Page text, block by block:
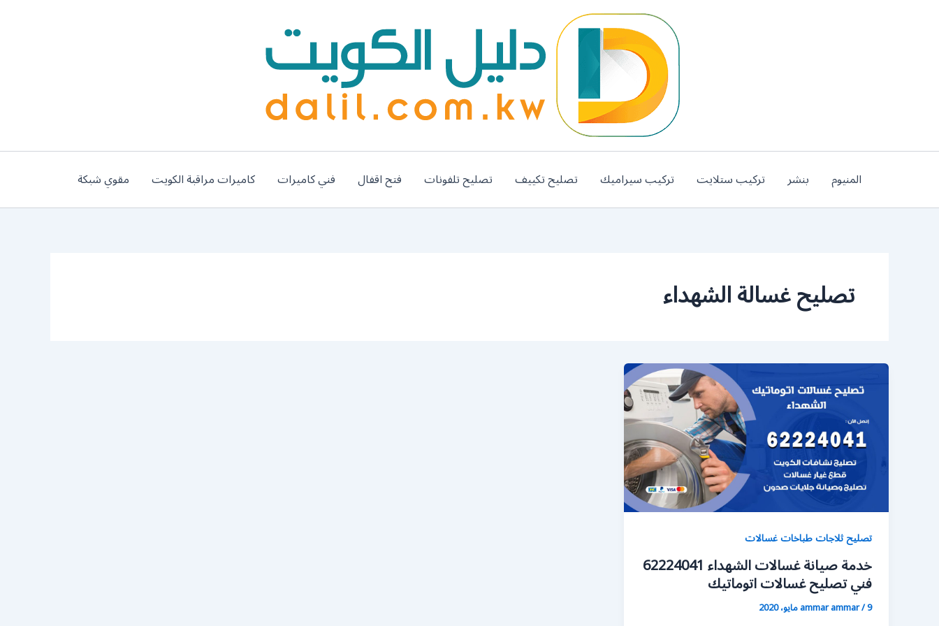
المنيوم بنشر تركيب ستلايت تركيب سيراميك تصليح تكييف تصليح تلفونات فتح اقفال فني كاميرات كاميرات مراقبة الكويت مقوي شبكة
تصليح غسالة الشهداء
تصليح ثلاجات طباخات غسالات
خدمة صيانة غسالات الشهداء 62224041
فني تصليح غسالات اتوماتيك
ammar ammar/9 مايو، 2020